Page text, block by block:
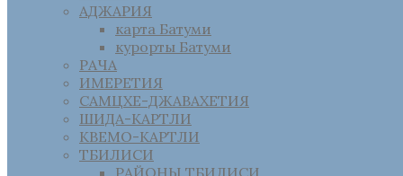
АДЖАРИЯ
карта Батуми
курорты Батуми
РАЧА
ИМЕРЕТИЯ
САМЦХЕ-ДЖАВАХЕТИЯ
ШИДА-КАРТЛИ
КВЕМО-КАРТЛИ
ТБИЛИСИ
РАЙОНЫ ТБИЛИСИ